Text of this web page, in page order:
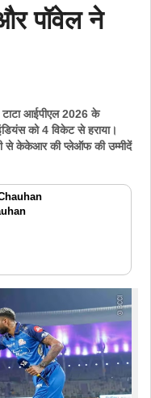
पॉवेल ने
आईपीएल 2026 के
को 4 विकेट से हराया।
से केकेआर की प्लेऑफ की उम्मीदें